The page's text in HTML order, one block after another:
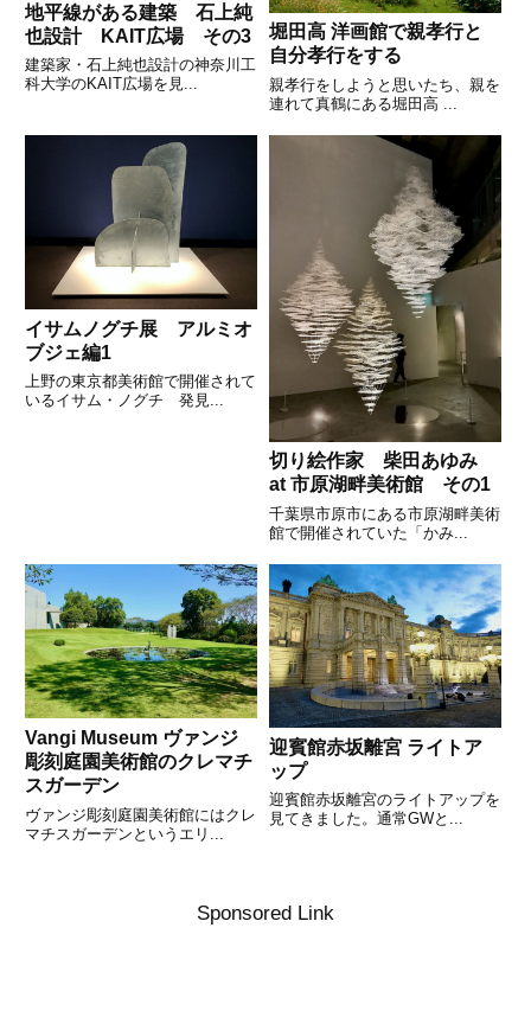
地平線がある建築 石上純
也設計 KAIT広場 その3
建築家・石上純也設計の神奈川工
科大学のKAIT広場を見...
堀田高 洋画館で親孝行と
自分孝行をする
親孝行をしようと思いたち、親を
連れて真鶴にある堀田高 ...
イサムノグチ展 アルミオ
ブジェ編1
上野の東京都美術館で開催されて
いるイサム・ノグチ 発見...
切り絵作家 柴田あゆみ
at 市原湖畔美術館 その1
千葉県市原市にある市原湖畔美術
館で開催されていた「かみ...
Vangi Museum ヴァンジ
彫刻庭園美術館のクレマチ
スガーデン
ヴァンジ彫刻庭園美術館にはクレ
マチスガーデンというエリ...
迎賓館赤坂離宮 ライトア
ップ
迎賓館赤坂離宮のライトアップを
見てきました。通常GWと...
Sponsored Link